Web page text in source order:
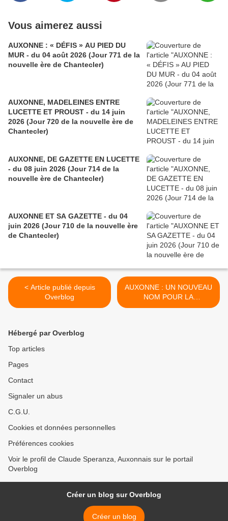
Vous aimerez aussi
AUXONNE : « DÉFIS » AU PIED DU
MUR - du 04 août 2026 (Jour 771 de la
nouvelle ère de Chantecler)
AUXONNE, MADELEINES ENTRE
LUCETTE ET PROUST - du 14 juin
2026 (Jour 720 de la nouvelle ère de
Chantecler)
AUXONNE, DE GAZETTE EN LUCETTE
- du 08 juin 2026 (Jour 714 de la
nouvelle ère de Chantecler)
AUXONNE ET SA GAZETTE - du 04
juin 2026 (Jour 710 de la nouvelle ère
de Chantecler)
< Article publié depuis
Overblog
AUXONNE : UN NOUVEAU
NOM POUR LA
MÉDIATHÈQUE (3) - du 12
Hébergé par Overblog
Top articles
Pages
Contact
Signaler un abus
C.G.U.
Cookies et données personnelles
Préférences cookies
Voir le profil de Claude Speranza, Auxonnais sur le portail
Overblog
Créer un blog sur Overblog
Créer un blog